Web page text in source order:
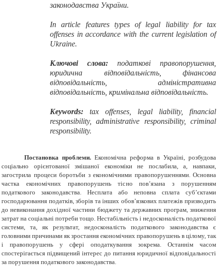
законодавства України.
In article features types of legal liability for tax
offenses in accordance with the current legislation of
Ukraine.
Ключові слова: податкові правопорушення,
юридична відповідальність, фінансова
відповідальність, адміністративна
відповідальність, кримінальна відповідальність.
Keywords: tax offenses, legal liability, financial
responsibility, administrative responsibility, criminal
responsibility.
Постановка проблеми. Економічна реформа в Україні, розбудова
соціально орієнтованої змішаної економіки не послабила, а, навпаки,
загострила процеси боротьби з економічними правопорушеннями. Основна
частка економічних правопорушень тісно пов’язана з порушенням
податкового законодавства. Несплата або неповна сплата суб’єктами
господарювання податків, зборів та інших обов’язкових платежів призводить
до невиконання дохідної частини бюджету та державних програм, зниження
затрат на соціальні потреби тощо. Нестабільність і недосконалість податкової
системи, та, як результат, недосконалість податкового законодавства є
головними причинами як зростання економічних правопорушень в цілому, так
і правопорушень у сфері оподаткування зокрема. Останнім часом
спостерігається підвищений інтерес до питання юридичної відповідальності
за порушення податкового законодавства.